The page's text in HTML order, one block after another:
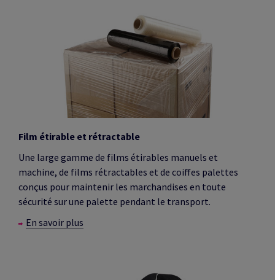
Film étirable et rétractable
Une large gamme de films étirables manuels et
machine, de films rétractables et de coiffes palettes
conçus pour maintenir les marchandises en toute
sécurité sur une palette pendant le transport.
En savoir plus